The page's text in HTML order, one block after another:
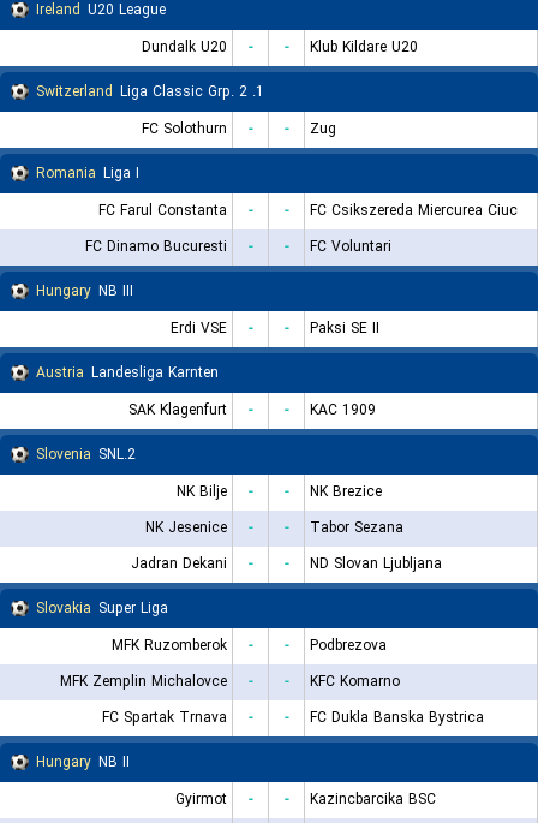
Ireland U20 League
Dundalk U20
- -
Klub Kildare U20
Switzerland
1. Liga Classic Grp. 2
FC Solothurn
- -
Zug
Romania Liga I
FC Farul Constanta
- -
FC Csikszereda Miercurea Ciuc
FC Dinamo Bucuresti
- -
FC Voluntari
Hungary NB III
Erdi VSE
- -
Paksi SE II
Austria Landesliga Karnten
SAK Klagenfurt
- -
KAC 1909
Slovenia
2.SNL
NK Bilje
- -
NK Brezice
NK Jesenice
- -
Tabor Sezana
Jadran Dekani
- -
ND Slovan Ljubljana
Slovakia Super Liga
MFK Ruzomberok
- -
Podbrezova
MFK Zemplin Michalovce
- -
KFC Komarno
FC Spartak Trnava
- -
FC Dukla Banska Bystrica
Hungary NB II
Gyirmot
- -
Kazincbarcika BSC